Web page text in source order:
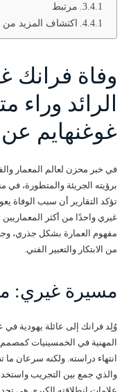
مرتبط
اكتشاف المزيد من Mohdbali
وفاة فرانك
الرائد وراء
غوغنهايم عن عمر
في خبر محزن لعالم المعمار
تؤكد التقارير أن سبب الوفاة
غيري واحدًا من أكثر
مفهوم العمارة بشكل جذري،
من الابتكار والتعبير الفني.
مسيرة غيري:
المهنية في الخمسينيات
انتهاء دراسته. ولكنه سرعان
والذي جمع بين التجريب